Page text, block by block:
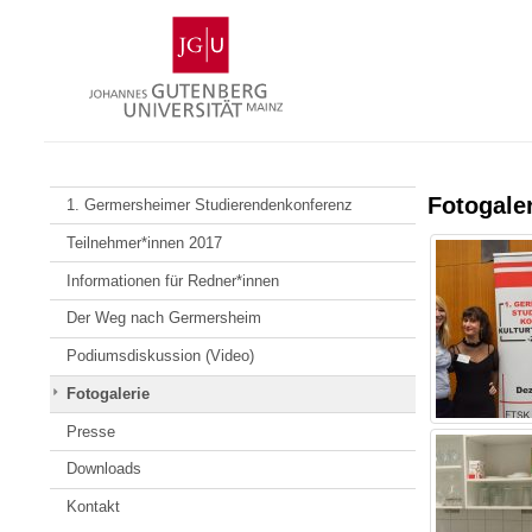
Gutenberg-
Universität
Mainz
1. Germersheimer Studierendenkonferenz
Teilnehmer*innen 2017
Informationen für Redner*innen
Der Weg nach Germersheim
Podiumsdiskussion (Video)
Fotogalerie
Presse
Downloads
Kontakt